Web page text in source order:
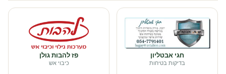
חגי אבטליון
בדיקות בטיחות
פז להבות גולן
כיבוי אש